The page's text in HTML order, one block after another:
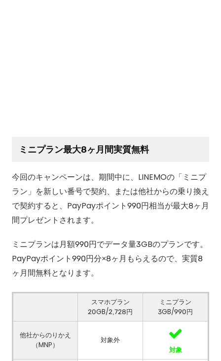
ミニプラン最大8ヶ月間実質無料
今回のキャンペーンは、期間中に、LINEMOの「ミニプ
ラン」を新しい番号で契約、または他社からの乗り換え
で契約すると、PayPayポイント990円相当が最大8ヶ月
間プレゼントされます。
ミニプランは月額990円でデータ量3GBのプランです。
PayPayポイント990円分×8ヶ月もらえるので、実質8
ヶ月間無料となります。
スマホプラン
20GB/2,728円
ミニプラン
3GB/990円
他社からのりかえ
（MNP）
対象外
対象